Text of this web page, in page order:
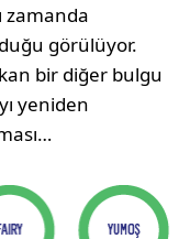
zamanda
görülüyor.
bir diğer bulgu
yeniden